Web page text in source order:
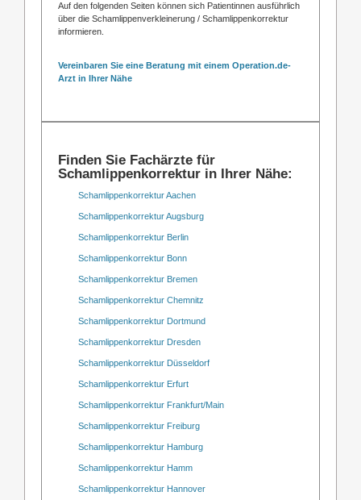
Auf den folgenden Seiten können sich Patientinnen ausführlich
über die Schamlippenverkleinerung / Schamlippenkorrektur
informieren.
Vereinbaren Sie eine Beratung mit einem Operation.de-
Arzt in Ihrer Nähe
Finden Sie Fachärzte für
Schamlippenkorrektur in Ihrer Nähe:
Schamlippenkorrektur Aachen
Schamlippenkorrektur Augsburg
Schamlippenkorrektur Berlin
Schamlippenkorrektur Bonn
Schamlippenkorrektur Bremen
Schamlippenkorrektur Chemnitz
Schamlippenkorrektur Dortmund
Schamlippenkorrektur Dresden
Schamlippenkorrektur Düsseldorf
Schamlippenkorrektur Erfurt
Schamlippenkorrektur Frankfurt/Main
Schamlippenkorrektur Freiburg
Schamlippenkorrektur Hamburg
Schamlippenkorrektur Hamm
Schamlippenkorrektur Hannover